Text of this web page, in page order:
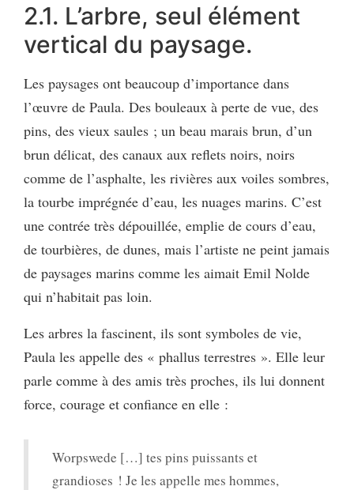
2.1. L’arbre, seul élément
vertical du paysage.
Les paysages ont beaucoup d’importance dans
l’œuvre de Paula. Des bouleaux à perte de vue, des
pins, des vieux saules ; un beau marais brun, d’un
brun délicat, des canaux aux reflets noirs, noirs
comme de l’asphalte, les rivières aux voiles sombres,
la tourbe imprégnée d’eau, les nuages marins. C’est
une contrée très dépouillée, emplie de cours d’eau,
de tourbières, de dunes, mais l’artiste ne peint jamais
de paysages marins comme les aimait Emil Nolde
qui n’habitait pas loin.
Les arbres la fascinent, ils sont symboles de vie,
Paula les appelle des « phallus terrestres ». Elle leur
parle comme à des amis très proches, ils lui donnent
force, courage et confiance en elle :
Worpswede […] tes pins puissants et
grandioses ! Je les appelle mes hommes,